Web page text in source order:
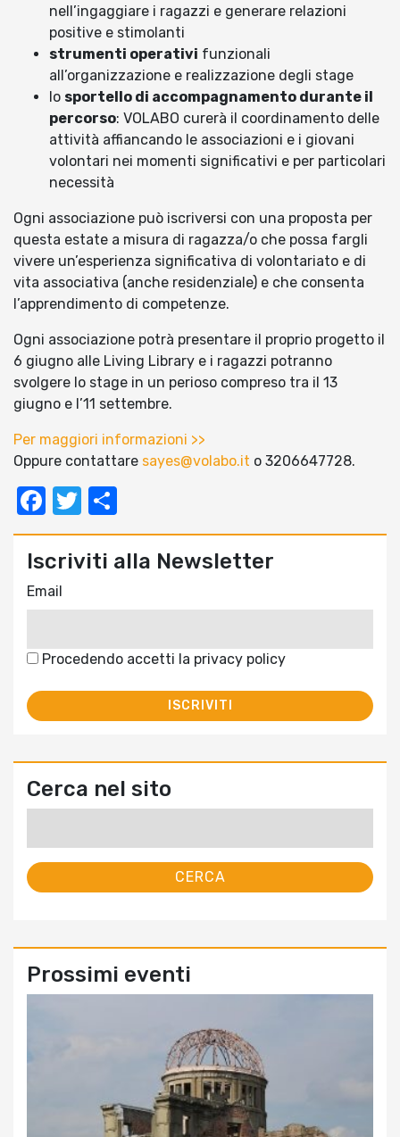
nell’ingaggiare i ragazzi e generare relazioni
positive e stimolanti
strumenti operativi funzionali
all’organizzazione e realizzazione degli stage
lo sportello di accompagnamento durante il
percorso: VOLABO curerà il coordinamento delle
attività affiancando le associazioni e i giovani
volontari nei momenti significativi e per particolari
necessità
Ogni associazione può iscriversi con una proposta per
questa estate a misura di ragazza/o che possa fargli
vivere un’esperienza significativa di volontariato e di
vita associativa (anche residenziale) e che consenta
l’apprendimento di competenze.
Ogni associazione potrà presentare il proprio progetto il
6 giugno alle Living Library e i ragazzi potranno
svolgere lo stage in un perioso compreso tra il 13
giugno e l’11 settembre.
Per maggiori informazioni >>
Oppure contattare sayes@volabo.it o 3206647728.
Facebook
Twitter
Iscriviti alla Newsletter
Email
Procedendo accetti la privacy policy
Cerca nel sito
Prossimi eventi